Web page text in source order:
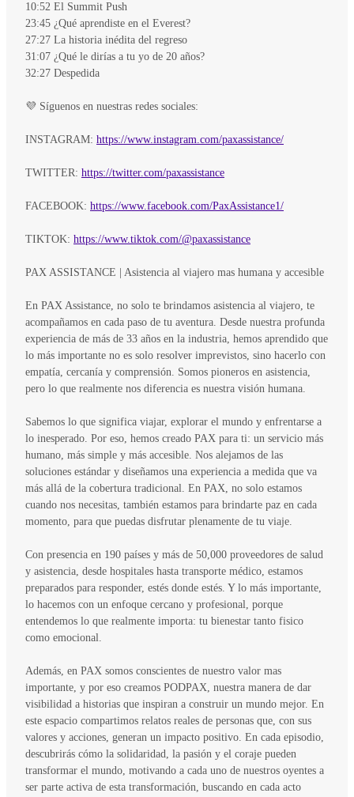
10:52 El Summit Push
23:45 ¿Qué aprendiste en el Everest?
27:27 La historia inédita del regreso
31:07 ¿Qué le dirías a tu yo de 20 años?
32:27 Despedida
💜 Síguenos en nuestras redes sociales:
INSTAGRAM: https://www.instagram.com/paxassistance/
TWITTER: https://twitter.com/paxassistance
FACEBOOK: https://www.facebook.com/PaxAssistance1/
TIKTOK: https://www.tiktok.com/@paxassistance
PAX ASSISTANCE | Asistencia al viajero mas humana y accesible
En PAX Assistance, no solo te brindamos asistencia al viajero, te
acompañamos en cada paso de tu aventura. Desde nuestra profunda
experiencia de más de 33 años en la industria, hemos aprendido que
lo más importante no es solo resolver imprevistos, sino hacerlo con
empatía, cercanía y comprensión. Somos pioneros en asistencia,
pero lo que realmente nos diferencia es nuestra visión humana.
Sabemos lo que significa viajar, explorar el mundo y enfrentarse a
lo inesperado. Por eso, hemos creado PAX para ti: un servicio más
humano, más simple y más accesible. Nos alejamos de las
soluciones estándar y diseñamos una experiencia a medida que va
más allá de la cobertura tradicional. En PAX, no solo estamos
cuando nos necesitas, también estamos para brindarte paz en cada
momento, para que puedas disfrutar plenamente de tu viaje.
Con presencia en 190 países y más de 50,000 proveedores de salud
y asistencia, desde hospitales hasta transporte médico, estamos
preparados para responder, estés donde estés. Y lo más importante,
lo hacemos con un enfoque cercano y profesional, porque
entendemos lo que realmente importa: tu bienestar tanto fisico
como emocional.
Además, en PAX somos conscientes de nuestro valor mas
importante, y por eso creamos PODPAX, nuestra manera de dar
visibilidad a historias que inspiran a construir un mundo mejor. En
este espacio compartimos relatos reales de personas que, con sus
valores y acciones, generan un impacto positivo. En cada episodio,
descubrirás cómo la solidaridad, la pasión y el coraje pueden
transformar el mundo, motivando a cada uno de nuestros oyentes a
ser parte activa de esta transformación, buscando en cada acto